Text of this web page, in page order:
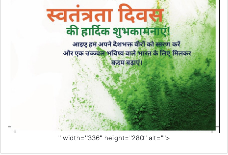
" width="336" height="280" alt="">